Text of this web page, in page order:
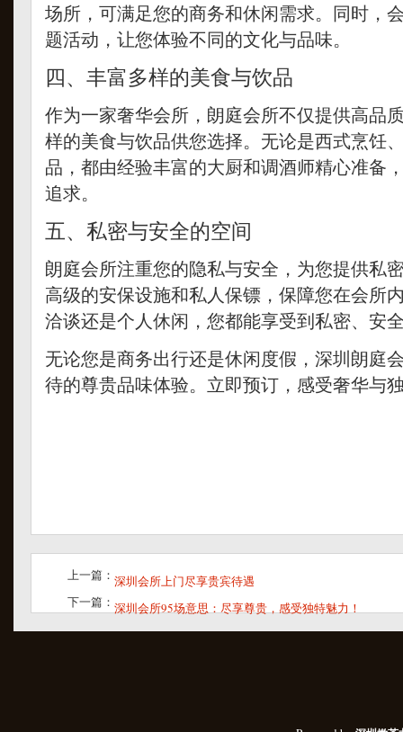
场所，可满足您的商务和休闲需求。同时，
题活动，让您体验不同的文化与品味。
四、丰富多样的美食与饮品
作为一家奢华会所，朗庭会所不仅提供高品
样的美食与饮品供您选择。无论是西式烹饪
品，都由经验丰富的大厨和调酒师精心准备
追求。
五、私密与安全的空间
朗庭会所注重您的隐私与安全，为您提供私
高级的安保设施和私人保镖，保障您在会所
洽谈还是个人休闲，您都能享受到私密、安
无论您是商务出行还是休闲度假，深圳朗庭
待的尊贵品味体验。立即预订，感受奢华与
上一篇： 深圳会所上门尽享贵宾待遇
下一篇： 深圳会所95场意思：尽享尊贵，感受独特魅力！